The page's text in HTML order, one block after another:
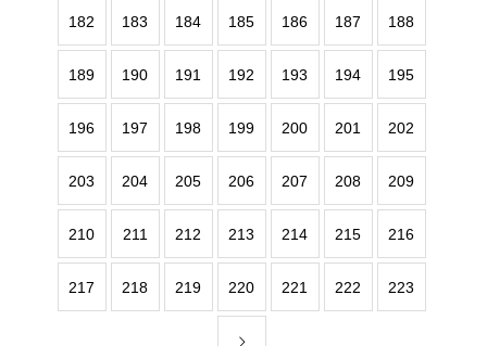
182 183 184 185 186 187 188
189 190 191 192 193 194 195
196 197 198 199 200 201 202
203 204 205 206 207 208 209
210 211 212 213 214 215 216
217 218 219 220 221 222 223